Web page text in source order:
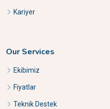
Kariyer
Our Services
Ekibimiz
Fiyatlar
Teknik Destek